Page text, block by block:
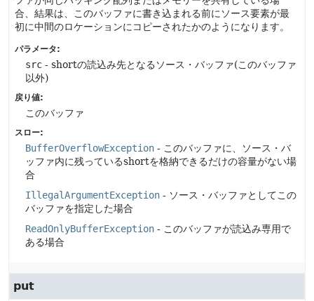
合、結果は、このバッファに書き込まれる前にソース要素が最
初に中間のロケーションにコピーされたかのようになります。
パラメータ:
src - shortの読込み先となるソース・バッファ(このバッファ
以外)
戻り値:
このバッファ
スロー:
BufferOverflowException - このバッファに、ソース・バ
ッファ内に残っているshortを格納できるだけの容量がない場
合
IllegalArgumentException - ソース・バッファとしてこの
バッファを指定した場合
ReadOnlyBufferException - このバッファが読込み専用で
ある場合
put